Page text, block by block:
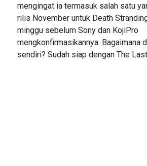
mengingat ia termasuk salah satu
rilis November untuk Death
minggu sebelum Sony dan KojiPro
mengkonfirmasikannya. Bagaimana
sendiri? Sudah siap dengan The